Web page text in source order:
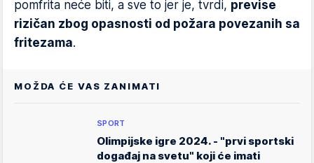
pomfrita neće biti, a sve to jer je, tvrdi, previse
rizičan zbog opasnosti od požara povezanih sa
fritezama.
MOŽDA ĆE VAS ZANIMATI
SPORT
Olimpijske igre 2024. - "prvi sportski
događaj na svetu" koji će imati